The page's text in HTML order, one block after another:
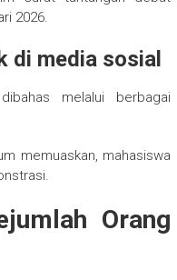
2026.
di media sosial
melalui berbagai
memuaskan, mahasiswa
Orang